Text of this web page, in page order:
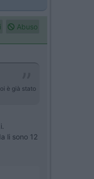
Abuso
è già stato
li sono 12